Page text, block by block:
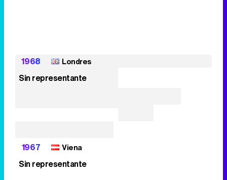
1968 Londres
Sin representante
1967 Viena
Sin representante